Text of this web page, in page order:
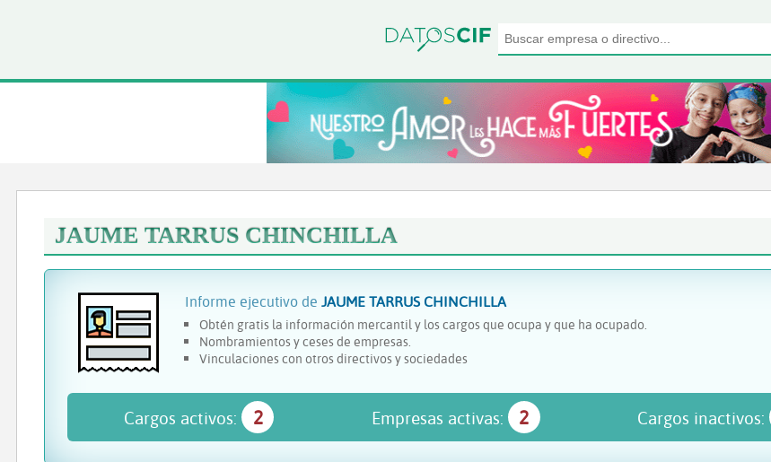
JAUME TARRUS CHINCHILLA
Informe ejecutivo de JAUME TARRUS CHINCHILLA
Obtén gratis la información mercantil y los cargos que ocupa y que ha ocupado.
Nombramientos y ceses de empresas.
Vinculaciones con otros directivos y sociedades
Cargos activos: 2 Empresas activas: 2 Cargos inactivos: